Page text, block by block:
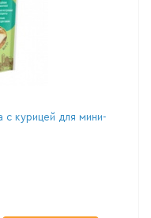
с курицей для мини-